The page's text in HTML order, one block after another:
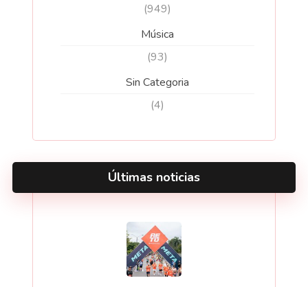
(949)
Música
(93)
Sin Categoria
(4)
Últimas noticias